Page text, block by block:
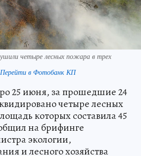
четыре лесных пожара в трех
Перейти в Фотобанк КП
25 июня, за прошедшие 24
четыре лесных
которых составила 45
на брифинге
экологии,
и лесного хозяйства